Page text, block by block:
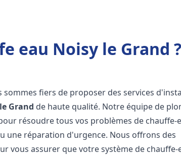
eau Noisy le Grand ?
sommes fiers de proposer des services
Grand de haute qualité. Notre équipe de
résoudre tous vos problèmes de chauffe-
une réparation d'urgence. Nous offrons des
vous assurer que votre système de chauffe-